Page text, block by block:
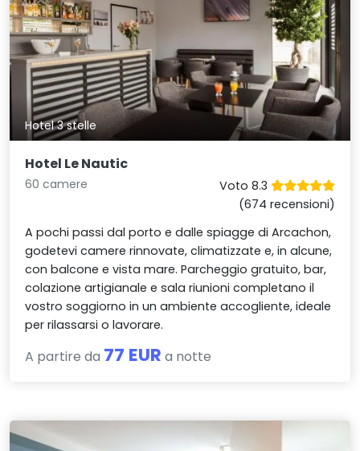
Hotel 3 stelle
Hotel Le Nautic
60 camere
Voto 8.3
(674 recensioni)
A pochi passi dal porto e dalle spiagge di Arcachon,
godetevi camere rinnovate, climatizzate e, in alcune,
con balcone e vista mare. Parcheggio gratuito, bar,
colazione artigianale e sala riunioni completano il
vostro soggiorno in un ambiente accogliente, ideale
per rilassarsi o lavorare.
A partire da 77 EUR a notte